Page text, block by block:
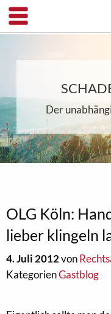
Der
OLG Köln:
lieber klingeln
4. Juli 2012von
KategorienGastblog